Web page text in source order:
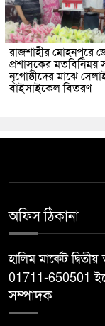
রাজশাহীর মোহনপুরে
প্রশাসকের মতবিনিময়
নৃগোষ্ঠীদের মাঝে
বাইসাইকেল বিতরণ
অফিস ঠিকানা
হালিম মার্কেট
01711-650501
সম্পাদক